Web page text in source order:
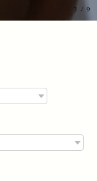
3 /9